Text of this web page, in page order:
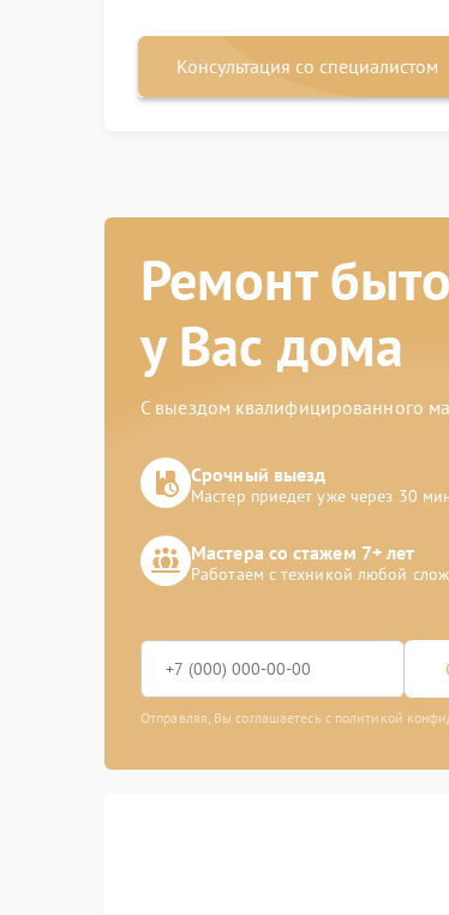
Консультация со специалистом
Ремонт
у Вас дома
С выездом квалифицированного
Срочный выезд
Мастер приедет уже через 30
Мастера со стажем 7+ лет
Работаем с техникой любой
Отправляя, Вы соглашаетесь с политикой